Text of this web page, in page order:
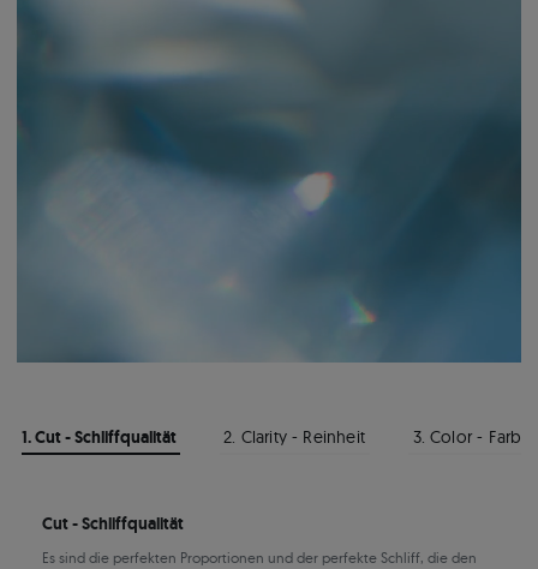
1. Cut - Schliffqualität 2. Clarity - Reinheit 3. Color - Farbe
Cut - Schliffqualität
Es sind die perfekten Proportionen und der perfekte Schliff, die den